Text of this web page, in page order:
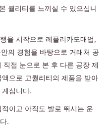
퀄리티를 느끼실 수 있으십니
을 시작으로 레플리카도매업,
의 경험을 바탕으로 거래처 공
직접 눈으로 본 후 다른 공장 제
으로 고퀄리티의 제품을 받아
계십니다.
이고 아직도 발로 뛰시는 운
.